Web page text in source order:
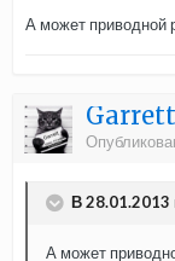
А может приводной
В 28.01.2013
А может